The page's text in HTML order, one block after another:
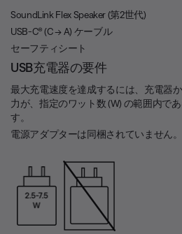
SoundLink Flex Speaker (第2世代)
USB-C® (C → A) ケーブル
セーフティシート
USB充電器の要件
最大充電速度を達成するには、充電器
力が、指定のワット数 (W) の範囲内で
す。
電源アダプターは同梱されていません。